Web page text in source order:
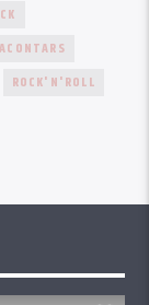
ROCK'N'ROLL